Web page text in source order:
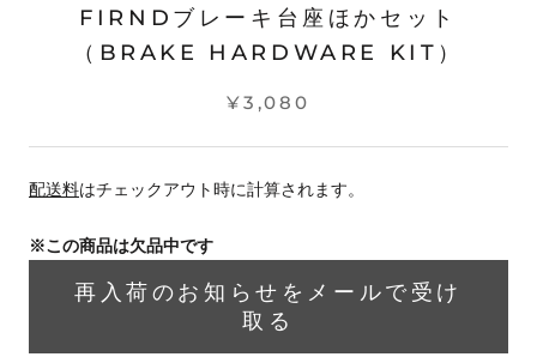
FIRNDブレーキ台座ほかセット
（BRAKE HARDWARE KIT）
¥3,080
配送料はチェックアウト時に計算されます。
※この商品は欠品中です
再入荷のお知らせをメールで受け
取る